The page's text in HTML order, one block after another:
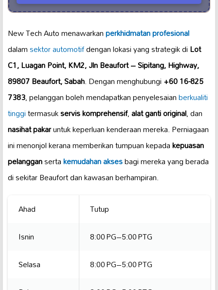
New Tech Auto menawarkanperkhidmatan profesional
dalamsektor automotifdengan lokasi yang strategik diLot
C1, Luagan Point, KM2, Jln Beaufort – Sipitang, Highway,
89807 Beaufort, Sabah. Dengan menghubungi+60 16-825
7383, pelanggan boleh mendapatkan penyelesaianberkualiti
tinggitermasukservis komprehensif,alat ganti original, dan
nasihat pakaruntuk keperluan kenderaan mereka. Perniagaan
ini menonjol kerana memberikan tumpuan kepadakepuasan
pelanggansertakemudahan aksesbagi mereka yang berada
di sekitar Beaufort dan kawasan berhampiran.
Ahad
Tutup
Isnin
8:00 PG–5:00 PTG
Selasa
8:00 PG–5:00 PTG